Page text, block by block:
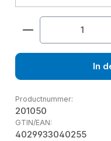
In
Productnummer:
201050
GTIN/EAN:
4029933040255